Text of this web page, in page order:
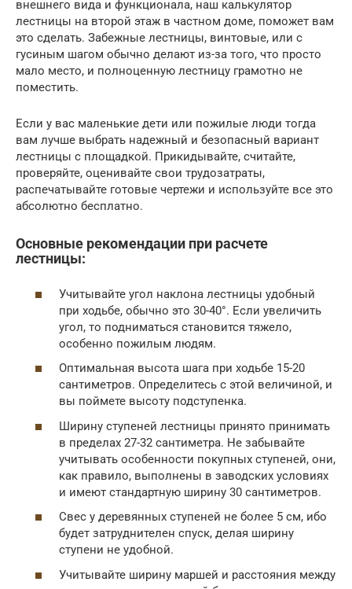
внешнего вида и функционала, наш калькулятор
лестницы на второй этаж в частном доме, поможет вам
это сделать. Забежные лестницы, винтовые, или с
гусиным шагом обычно делают из-за того, что просто
мало место, и полноценную лестницу грамотно не
поместить.
Если у вас маленькие дети или пожилые люди тогда
вам лучше выбрать надежный и безопасный вариант
лестницы с площадкой. Прикидывайте, считайте,
проверяйте, оценивайте свои трудозатраты,
распечатывайте готовые чертежи и используйте все это
абсолютно бесплатно.
Основные рекомендации при расчете
лестницы:
Учитывайте угол наклона лестницы удобный
при ходьбе, обычно это 30-40°. Если увеличить
угол, то подниматься становится тяжело,
особенно пожилым людям.
Оптимальная высота шага при ходьбе 15-20
сантиметров. Определитесь с этой величиной, и
вы поймете высоту подступенка.
Ширину ступеней лестницы принято принимать
в пределах 27-32 сантиметра. Не забывайте
учитывать особенности покупных ступеней, они,
как правило, выполнены в заводских условиях
и имеют стандартную ширину 30 сантиметров.
Свес у деревянных ступеней не более 5 см, ибо
будет затруднителен спуск, делая ширину
ступени не удобной.
Учитывайте ширину маршей и расстояния между